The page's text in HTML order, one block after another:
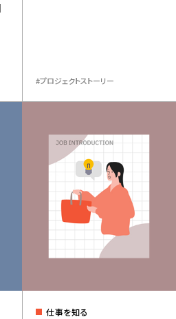
CO., Ltd.
プロジェクトストーリー
仕事を知る